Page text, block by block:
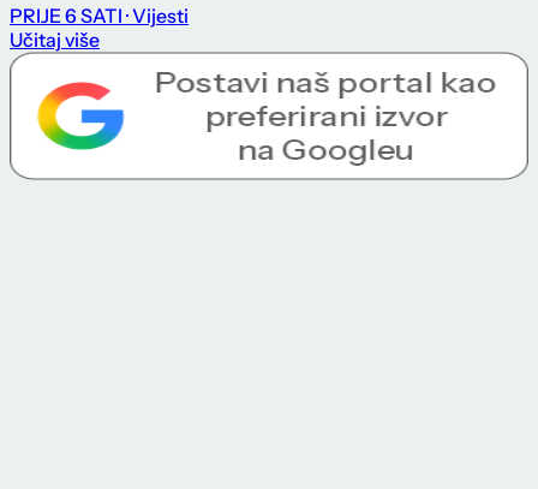
PRIJE 6 SATI · Vijesti
Učitaj više